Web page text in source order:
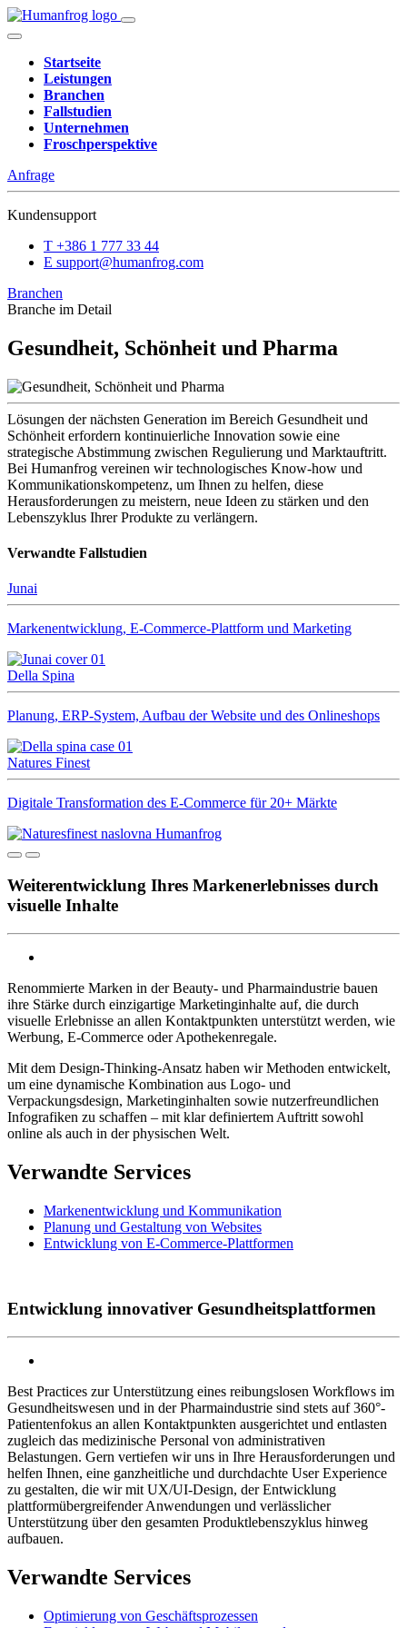
Startseite
Leistungen
Branchen
Fallstudien
Unternehmen
Froschperspektive
Anfrage
Kundensupport
T +386 1 777 33 44
E support@humanfrog.com
Branchen
Branche im Detail
Gesundheit, Schönheit und Pharma
Lösungen der nächsten Generation im Bereich Gesundheit und
Schönheit erfordern kontinuierliche Innovation sowie eine
strategische Abstimmung zwischen Regulierung und Marktauftritt.
Bei Humanfrog vereinen wir technologisches Know-how und
Kommunikationskompetenz, um Ihnen zu helfen, diese
Herausforderungen zu meistern, neue Ideen zu stärken und den
Lebenszyklus Ihrer Produkte zu verlängern.
Verwandte Fallstudien
Junai
Markenentwicklung, E-Commerce-Plattform und Marketing
Della Spina
Planung, ERP-System, Aufbau der Website und des Onlineshops
Natures Finest
Digitale Transformation des E-Commerce für 20+ Märkte
Weiterentwicklung Ihres Markenerlebnisses durch
visuelle Inhalte
Renommierte Marken in der Beauty- und Pharmaindustrie bauen
ihre Stärke durch einzigartige Marketinginhalte auf, die durch
visuelle Erlebnisse an allen Kontaktpunkten unterstützt werden, wie
Werbung, E-Commerce oder Apothekenregale.
Mit dem Design-Thinking-Ansatz haben wir Methoden entwickelt,
um eine dynamische Kombination aus Logo- und
Verpackungsdesign, Marketinginhalten sowie nutzerfreundlichen
Infografiken zu schaffen – mit klar definiertem Auftritt sowohl
online als auch in der physischen Welt.
Verwandte Services
Markenentwicklung und Kommunikation
Planung und Gestaltung von Websites
Entwicklung von E-Commerce-Plattformen
Entwicklung innovativer Gesundheitsplattformen
Best Practices zur Unterstützung eines reibungslosen Workflows im
Gesundheitswesen und in der Pharmaindustrie sind stets auf 360°-
Patientenfokus an allen Kontaktpunkten ausgerichtet und entlasten
zugleich das medizinische Personal von administrativen
Belastungen. Gern vertiefen wir uns in Ihre Herausforderungen und
helfen Ihnen, eine ganzheitliche und durchdachte User Experience
zu gestalten, die wir mit UX/UI-Design, der Entwicklung
plattformübergreifender Anwendungen und verlässlicher
Unterstützung über den gesamten Produktlebenszyklus hinweg
aufbauen.
Verwandte Services
Optimierung von Geschäftsprozessen